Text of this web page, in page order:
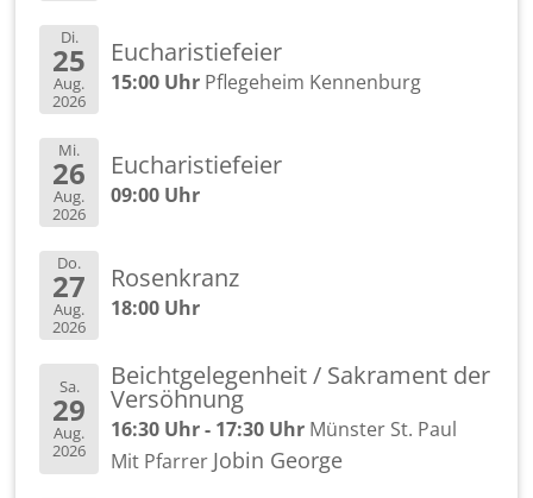
Di.
25
Aug.
2026
Eu­cha­ris­tie­fei­er
15:00 Uhr Pfle­ge­heim Ken­nen­burg
Mi.
26
Aug.
2026
Eu­cha­ris­tie­fei­er
09:00 Uhr
Do.
27
Aug.
2026
Ro­sen­kranz
18:00 Uhr
Sa.
29
Aug.
2026
Beicht­ge­le­gen­heit / Sa­kra­ment der
Ver­söh­nung
16:30 Uhr - 17:30 Uhr Müns­ter St. Paul
Mit Pfar­rer Jobin Ge­or­ge